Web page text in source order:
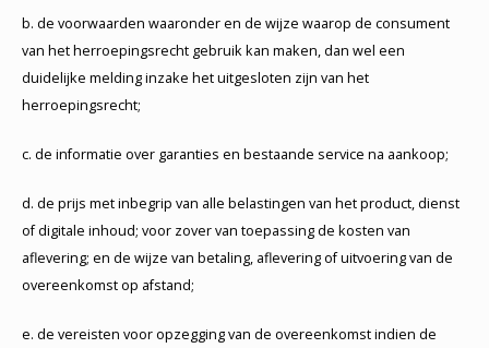
b. de voorwaarden waaronder en de wijze waarop de consument
van het herroepingsrecht gebruik kan maken, dan wel een
duidelijke melding inzake het uitgesloten zijn van het
herroepingsrecht;
c. de informatie over garanties en bestaande service na aankoop;
d. de prijs met inbegrip van alle belastingen van het product, dienst
of digitale inhoud; voor zover van toepassing de kosten van
aflevering; en de wijze van betaling, aflevering of uitvoering van de
overeenkomst op afstand;
e. de vereisten voor opzegging van de overeenkomst indien de